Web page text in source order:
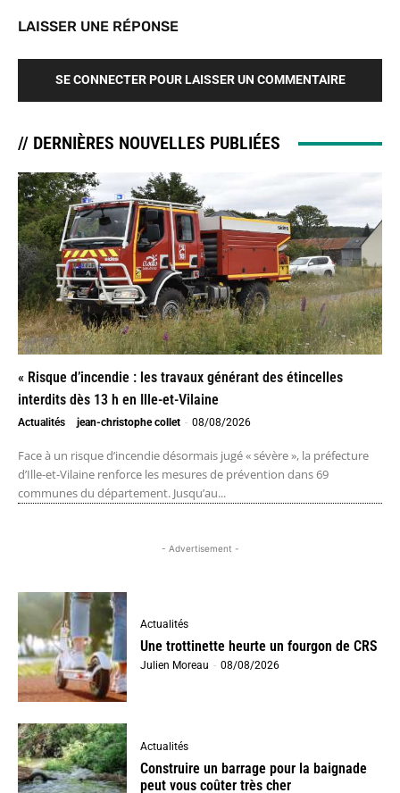
LAISSER UNE RÉPONSE
SE CONNECTER POUR LAISSER UN COMMENTAIRE
// DERNIÈRES NOUVELLES PUBLIÉES
« Risque d’incendie : les travaux générant des étincelles
interdits dès 13 h en Ille-et-Vilaine
Actualités jean-christophe collet - 08/08/2026
Face à un risque d’incendie désormais jugé « sévère », la préfecture
d’Ille-et-Vilaine renforce les mesures de prévention dans 69
communes du département. Jusqu’au...
- Advertisement -
Actualités
Une trottinette heurte un fourgon de CRS
Julien Moreau - 08/08/2026
Actualités
Construire un barrage pour la baignade
peut vous coûter très cher